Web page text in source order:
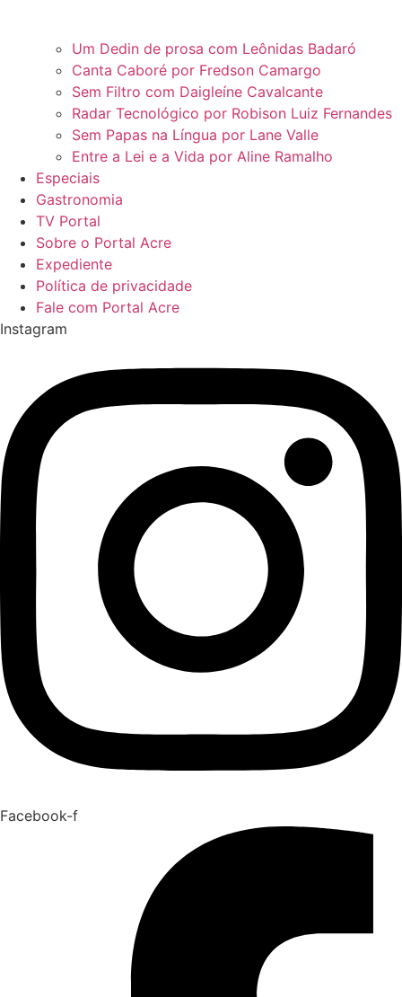
Um Dedin de prosa com Leônidas Badaró
Canta Caboré por Fredson Camargo
Sem Filtro com Daigleíne Cavalcante
Radar Tecnológico por Robison Luiz Fernandes
Sem Papas na Língua por Lane Valle
Entre a Lei e a Vida por Aline Ramalho
Especiais
Gastronomia
TV Portal
Sobre o Portal Acre
Expediente
Política de privacidade
Fale com Portal Acre
Instagram
Facebook-f